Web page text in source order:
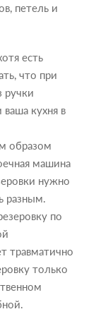
петель и
есть
что при
ручки
ваша кухня в
образом
машина
нужно
разным.
по
травматично
только